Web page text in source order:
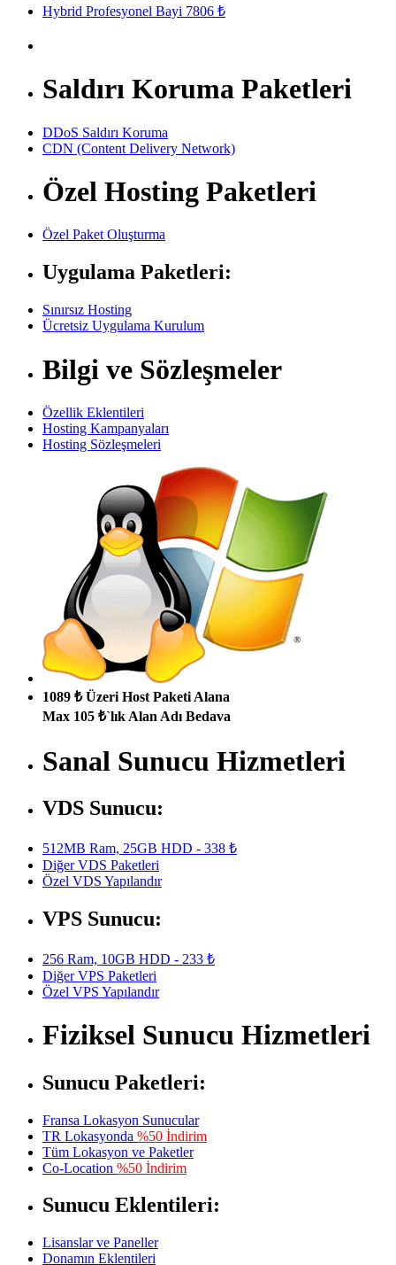
Hybrid Profesyonel Bayi 7806 ₺
Saldırı Koruma Paketleri
DDoS Saldırı Koruma
CDN (Content Delivery Network)
Özel Hosting Paketleri
Özel Paket Oluşturma
Uygulama Paketleri:
Sınırsız Hosting
Ücretsiz Uygulama Kurulum
Bilgi ve Sözleşmeler
Özellik Eklentileri
Hosting Kampanyaları
Hosting Sözleşmeleri
1089 ₺ Üzeri Host Paketi Alana
Max 105 ₺`lık Alan Adı Bedava
Sanal Sunucu Hizmetleri
VDS Sunucu:
512MB Ram, 25GB HDD - 338 ₺
Diğer VDS Paketleri
Özel VDS Yapılandır
VPS Sunucu:
256 Ram, 10GB HDD - 233 ₺
Diğer VPS Paketleri
Özel VPS Yapılandır
Fiziksel Sunucu Hizmetleri
Sunucu Paketleri:
Fransa Lokasyon Sunucular
TR Lokasyonda %50 İndirim
Tüm Lokasyon ve Paketler
Co-Location %50 İndirim
Sunucu Eklentileri:
Lisanslar ve Paneller
Donamın Eklentileri